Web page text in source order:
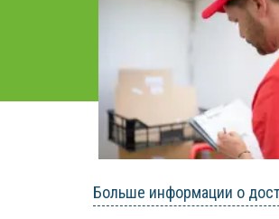
Больше информации о